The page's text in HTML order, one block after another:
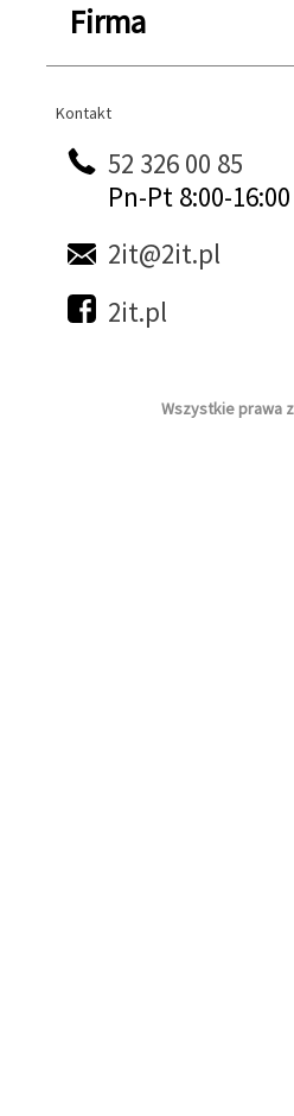
Firma
Kontakt
Kontakt
52 326 00 85
Pn-Pt 8:00-16:00
2it@2it.pl
2it.pl
Wszystkie prawa